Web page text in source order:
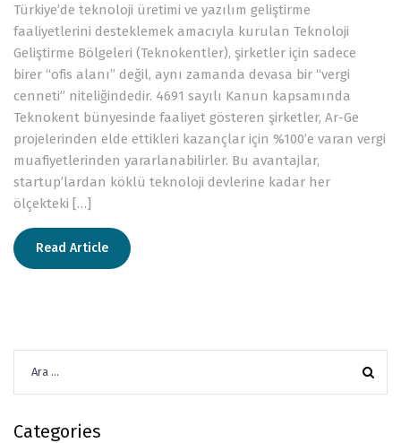
Türkiye’de teknoloji üretimi ve yazılım geliştirme
faaliyetlerini desteklemek amacıyla kurulan Teknoloji
Geliştirme Bölgeleri (Teknokentler), şirketler için sadece
birer “ofis alanı” değil, aynı zamanda devasa bir “vergi
cenneti” niteliğindedir. 4691 sayılı Kanun kapsamında
Teknokent bünyesinde faaliyet gösteren şirketler, Ar-Ge
projelerinden elde ettikleri kazançlar için %100’e varan vergi
muafiyetlerinden yararlanabilirler. Bu avantajlar,
startup’lardan köklü teknoloji devlerine kadar her
ölçekteki […]
Read Article
Categories